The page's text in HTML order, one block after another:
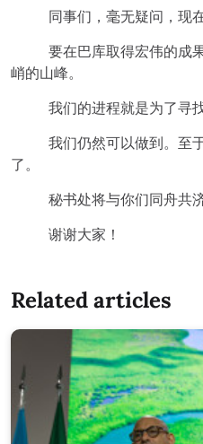
同事们，毫无疑问，现在
要在巴库取得宏伟的成果
峭的山峰。
我们的进程就是为了寻找
我们仍然可以做到。至于
了。
秘书处将与你们同舟共济
谢谢大家！
Related articles